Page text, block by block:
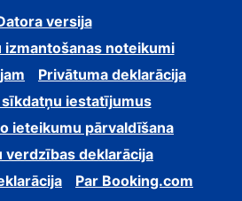
versija
izmantošanas noteikumi
Privātuma deklarācija
iestatījumus
ieteikumu pārvaldīšana
verdzības deklarācija
Par Booking.com